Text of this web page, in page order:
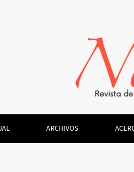
psicoanálisis, género y afectos
ARCHIVOS